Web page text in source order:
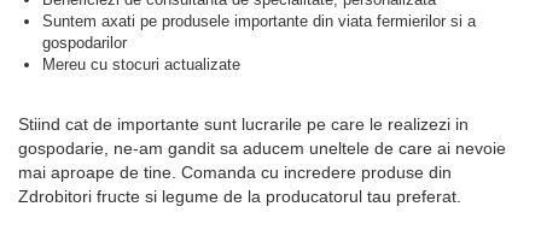
Suntem axati pe produsele importante din viata fermierilor si a
gospodarilor
Mereu cu stocuri actualizate
Stiind cat de importante sunt lucrarile pe care le realizezi in
gospodarie, ne-am gandit sa aducem uneltele de care ai nevoie
mai aproape de tine. Comanda cu incredere produse din
Zdrobitori fructe si legume de la producatorul tau preferat.